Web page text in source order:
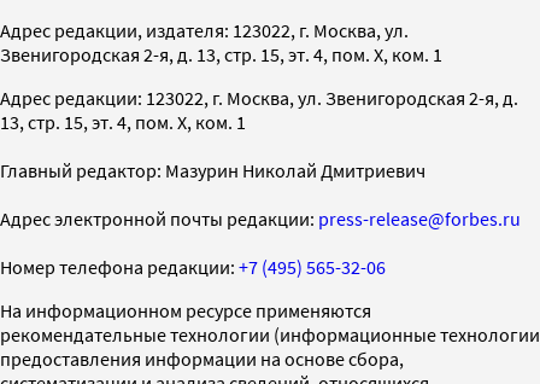
Адрес редакции, издателя: 123022, г. Москва, ул.
Звенигородская 2-я, д. 13, стр. 15, эт. 4, пом. X, ком. 1
Адрес редакции: 123022, г. Москва, ул. Звенигородская 2-я, д.
13, стр. 15, эт. 4, пом. X, ком. 1
Главный редактор: Мазурин Николай Дмитриевич
Адрес электронной почты редакции: press-release@forbes.ru
Номер телефона редакции: +7 (495) 565-32-06
На информационном ресурсе применяются
рекомендательные технологии (информационные технологии
предоставления информации на основе сбора,